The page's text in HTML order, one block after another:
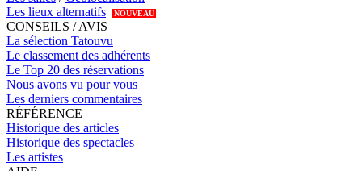
Les lieux alternatifs
NOUVEAU
CONSEILS / AVIS
La sélection Tatouvu
Le classement des adhérents
Le Top 20 des réservations
Nous avons vu pour vous
Les derniers commentaires
RÉFÉRENCE
Historique des articles
Historique des spectacles
Les artistes